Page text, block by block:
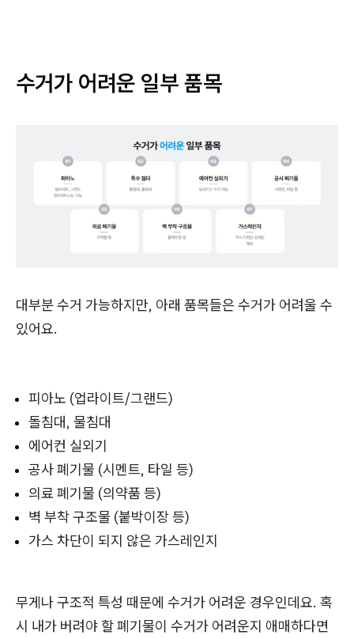
수거가 어려운 일부 품목
대부분 수거 가능하지만, 아래 품목들은 수거가 어려울 수
있어요.
피아노 (업라이트/그랜드)
돌침대, 물침대
에어컨 실외기
공사 폐기물 (시멘트, 타일 등)
의료 폐기물 (의약품 등)
벽 부착 구조물 (붙박이장 등)
가스 차단이 되지 않은 가스레인지
무게나 구조적 특성 때문에 수거가 어려운 경우인데요. 혹
시 내가 버려야 할 폐기물이 수거가 어려운지 애매하다면